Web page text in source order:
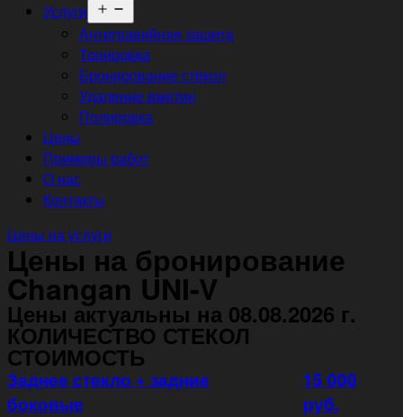
Услуги
меню
Антигравийная защита
Тонировка
Бронирование стёкол
Удаление вмятин
Полировка
Цены
Примеры работ
О нас
Контакты
Цены на услуги
Цены на бронирование
Changan UNI-V
Цены актуальны на 08.08.2026 г.
КОЛИЧЕСТВО СТЕКОЛ
СТОИМОСТЬ
Заднее стекло + задние
боковые
15 000
руб.